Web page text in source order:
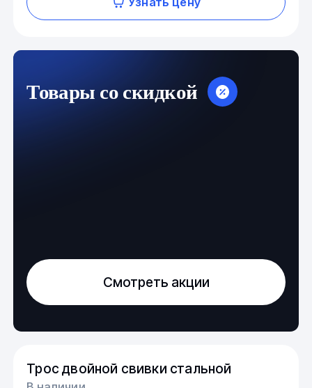
Товары со скидкой
Смотреть акции
Трос двойной свивки стальной